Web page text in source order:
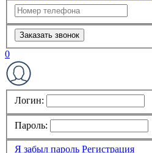
Заказать звонок
0
Логин:
Пароль:
Я забыл пароль Регистрация